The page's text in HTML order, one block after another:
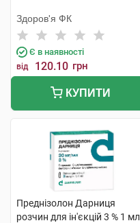
Здоров'я ФК
Є в наявності
від 120.10 грн
КУПИТИ
Преднізолон Дарниця
розчин для ін'єкцій 3 % 1 мл